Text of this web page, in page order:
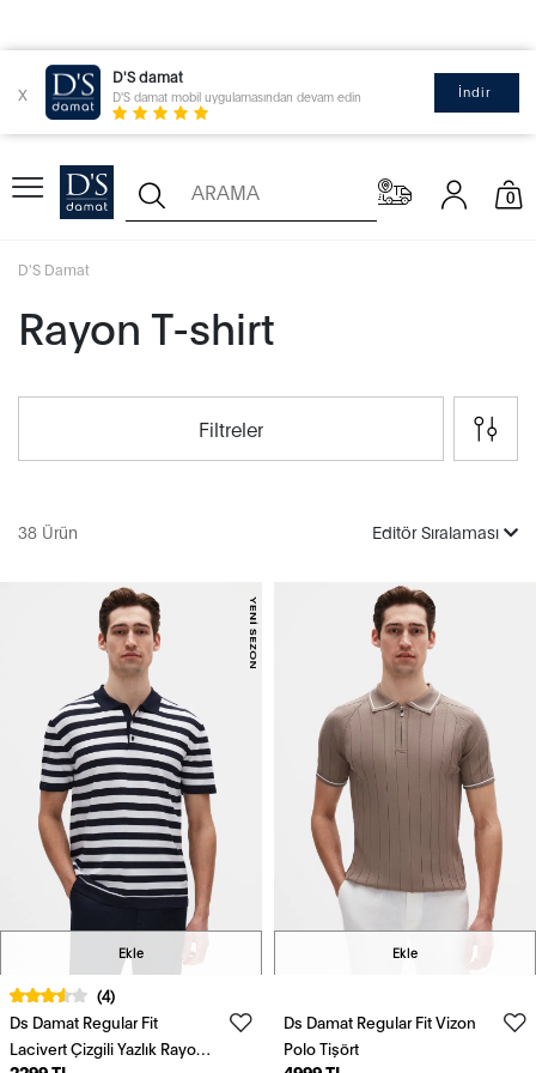
x
D'S damat
D'S damat mobil uygulamasından devam edin İndir
0
D'S Damat
Rayon T-shirt
Filtreler
38 Ürün Editör Sıralaması
Ekle
(4)
Ds Damat Regular Fit
Lacivert Çizgili Yazlık Rayon
Ekle
Ds Damat Regular Fit Vizon
Polo Tişört